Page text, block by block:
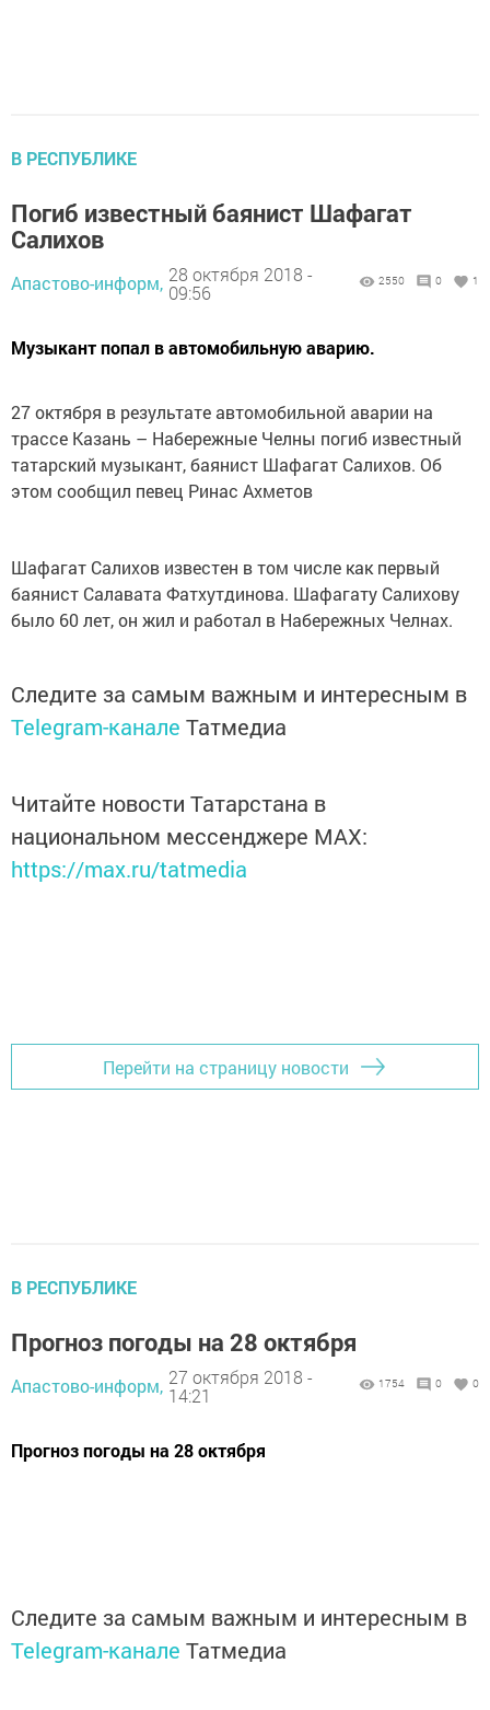
В РЕСПУБЛИКЕ
Погиб известный баянист Шафагат
Салихов
Апастово-информ, 28 октября 2018 -
09:56
2550 0 1
Музыкант попал в автомобильную аварию.
27 октября в результате автомобильной аварии на
трассе Казань – Набережные Челны погиб известный
татарский музыкант, баянист Шафагат Салихов. Об
этом сообщил певец Ринас Ахметов
Шафагат Салихов известен в том числе как первый
баянист Салавата Фатхутдинова. Шафагату Салихову
было 60 лет, он жил и работал в Набережных Челнах.
Следите за самым важным и интересным в
Telegram-канале Татмедиа
Читайте новости Татарстана в
национальном мессенджере MАХ:
https://max.ru/tatmedia
Перейти на страницу новости
В РЕСПУБЛИКЕ
Прогноз погоды на 28 октября
Апастово-информ, 27 октября 2018 -
14:21
1754 0 0
Прогноз погоды на 28 октября
Следите за самым важным и интересным в
Telegram-канале Татмедиа